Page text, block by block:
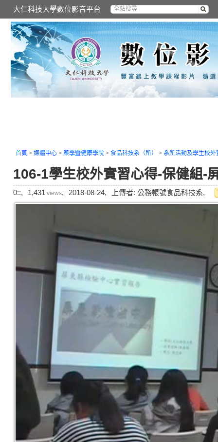
大仁科技大學數位影音平台
首頁 > 媒體中心 > 藥學暨健康學院 > 食品科技系（所） > 系所活動及學生校外
106-1學生校外實習心得-保健組-
0::, 1,431 views, 2018-08-24, 上傳者: 公務帳號食品科技系,